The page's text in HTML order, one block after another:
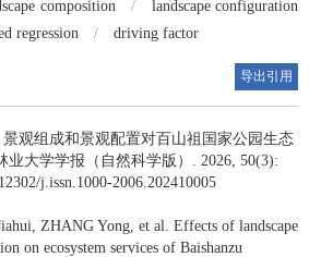
composition /
landscape configuration
regression / driving factor
导出引用
景观组成和景观配置对百山祖国家公园生态
业大学学报（自然科学版）. 2026, 50(3):
j.issn.1000-2006.202410005
ZHANG Yong et al
Effects of landscape
on ecosystem services of Baishanzu